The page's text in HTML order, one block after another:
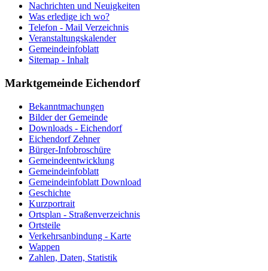
Nachrichten und Neuigkeiten
Was erledige ich wo?
Telefon - Mail Verzeichnis
Veranstaltungskalender
Gemeindeinfoblatt
Sitemap - Inhalt
Marktgemeinde Eichendorf
Bekanntmachungen
Bilder der Gemeinde
Downloads - Eichendorf
Eichendorf Zehner
Bürger-Infobroschüre
Gemeindeentwicklung
Gemeindeinfoblatt
Gemeindeinfoblatt Download
Geschichte
Kurzportrait
Ortsplan - Straßenverzeichnis
Ortsteile
Verkehrsanbindung - Karte
Wappen
Zahlen, Daten, Statistik